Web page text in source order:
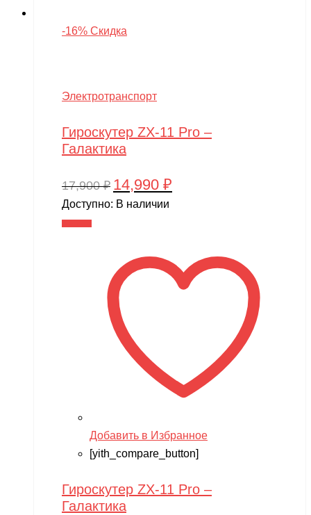
-16% Скидка
Электротранспорт
Гироскутер ZX-11 Pro –
Галактика
17,900₽ Первоначальная
цена
14,990 ₽
Доступно: В наличии
Добавить в Избранное
[yith_compare_button]
Гироскутер ZX-11 Pro –
Галактика